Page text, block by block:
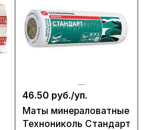
46.50 руб./уп.
Маты минераловатные
Технониколь Стандарт